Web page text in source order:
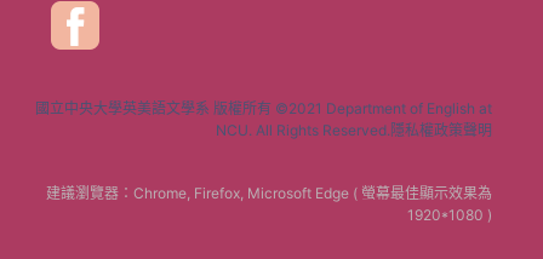
國立中央大學英美語文學系 版權所有 ©2021 Department of English at
NCU. All Rights Reserved.隱私權政策聲明
建議瀏覽器：Chrome, Firefox, Microsoft Edge ( 螢幕最佳顯示效果為
1920*1080 )